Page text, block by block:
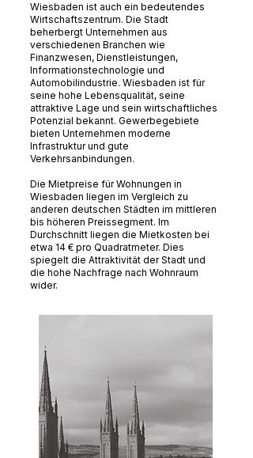
Wiesbaden ist auch ein bedeutendes
Wirtschaftszentrum. Die Stadt
beherbergt Unternehmen aus
verschiedenen Branchen wie
Finanzwesen, Dienstleistungen,
Informationstechnologie und
Automobilindustrie. Wiesbaden ist für
seine hohe Lebensqualität, seine
attraktive Lage und sein wirtschaftliches
Potenzial bekannt. Gewerbegebiete
bieten Unternehmen moderne
Infrastruktur und gute
Verkehrsanbindungen.
Die Mietpreise für Wohnungen in
Wiesbaden liegen im Vergleich zu
anderen deutschen Städten im mittleren
bis höheren Preissegment. Im
Durchschnitt liegen die Mietkosten bei
etwa 14 € pro Quadratmeter. Dies
spiegelt die Attraktivität der Stadt und
die hohe Nachfrage nach Wohnraum
wider.